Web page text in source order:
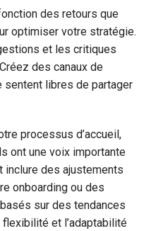
des retours que
optimiser votre stratégie.
et les critiques
des canaux de
libres de partager
processus d’accueil,
ont une voix importante
inclure des ajustements
onboarding ou des
sur des tendances
et l’adaptabilité